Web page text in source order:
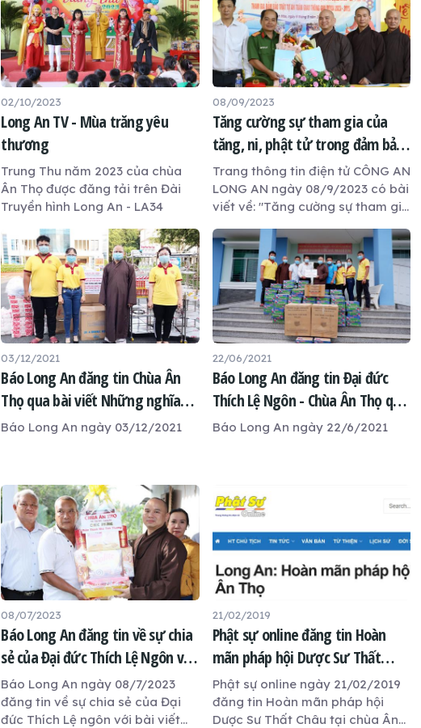
02/10/2023
Long An TV - Mùa trăng yêu
thương
Trung Thu năm 2023 của chùa
Ân Thọ được đăng tải trên Đài
Truyền hình Long An - LA34
08/09/2023
Tăng cường sự tham gia của
tăng, ni, phật tử trong đảm bảo
trật tự an toàn giao thông
Trang thông tin điện tử CÔNG AN
LONG AN ngày 08/9/2023 có bài
viết về: "Tăng cường sự tham gia
bảo trật tự an toàn giao thông"
03/12/2021
Báo Long An đăng tin Chùa Ân
Thọ qua bài viết Những nghĩa
cử đẹp vì cộng đồng
Báo Long An ngày 03/12/2021
22/06/2021
Báo Long An đăng tin Đại đức
Thích Lệ Ngôn - Chùa Ân Thọ qua
bài viết Lời cảm ơn chung tay hỗ
Báo Long An ngày 22/6/2021
08/07/2023
Báo Long An đăng tin về sự chia
sẻ của Đại đức Thích Lệ Ngôn với
bài viết Lấy 'hoa thơm' để lấn át
'cỏ dại'
Báo Long An ngày 08/7/2023
đăng tin về sự chia sẻ của Đại
đức Thích Lệ ngôn với bài viết
21/02/2019
Phật sự online đăng tin Hoàn
mãn pháp hội Dược Sư Thất
Châu tại chùa Ân Thọ
Phật sự online ngày 21/02/2019
đăng tin Hoàn mãn pháp hội
Dược Sư Thất Châu tại chùa Ân